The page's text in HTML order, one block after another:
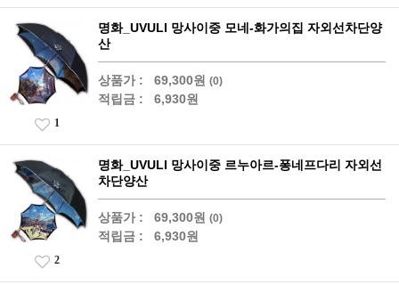
명화_UVULI 망사이중 모네-화가의집 자외선차단양
산
상품가 : 69,300원 (0)
적립금 : 6,930원
1
명화_UVULI 망사이중 르누아르-퐁네프다리 자외선
차단양산
상품가 : 69,300원 (0)
적립금 : 6,930원
2